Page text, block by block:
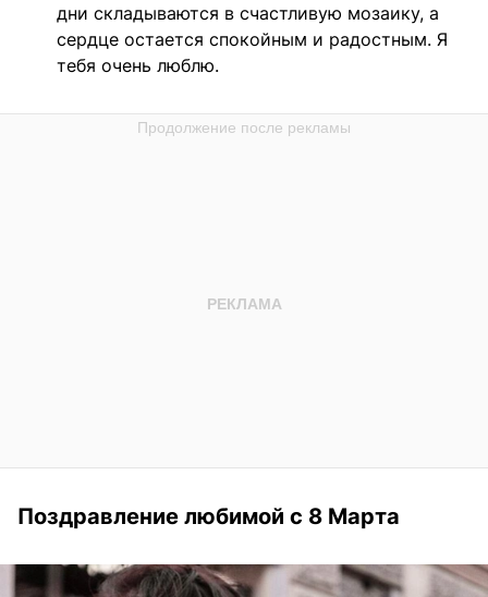
дни складываются в счастливую мозаику, а
сердце остается спокойным и радостным. Я
тебя очень люблю.
Поздравление любимой с 8 Марта